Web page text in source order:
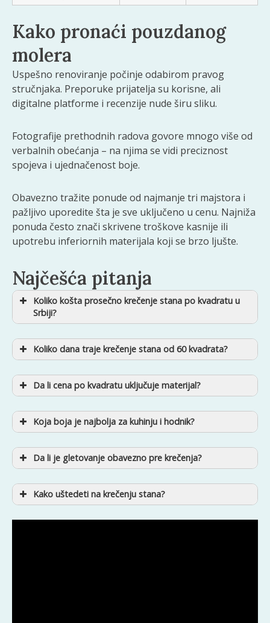
Kako pronaći pouzdanog
molera
Uspešno renoviranje počinje odabirom pravog
stručnjaka. Preporuke prijatelja su korisne, ali
digitalne platforme i recenzije nude širu sliku.
Fotografije prethodnih radova govore mnogo više od
verbalnih obećanja – na njima se vidi preciznost
spojeva i ujednačenost boje.
Obavezno tražite ponude od najmanje tri majstora i
pažljivo uporedite šta je sve uključeno u cenu. Najniža
ponuda često znači skrivene troškove kasnije ili
upotrebu inferiornih materijala koji se brzo ljušte.
Najčešća pitanja
Koliko košta prosečno krečenje stana po kvadratu u
Srbiji?
Koliko dana traje krečenje stana od 60 kvadrata?
Da li cena po kvadratu uključuje materijal?
Koja boja je najbolja za kuhinju i hodnik?
Da li je gletovanje obavezno pre krečenja?
Kako uštedeti na krečenju stana?